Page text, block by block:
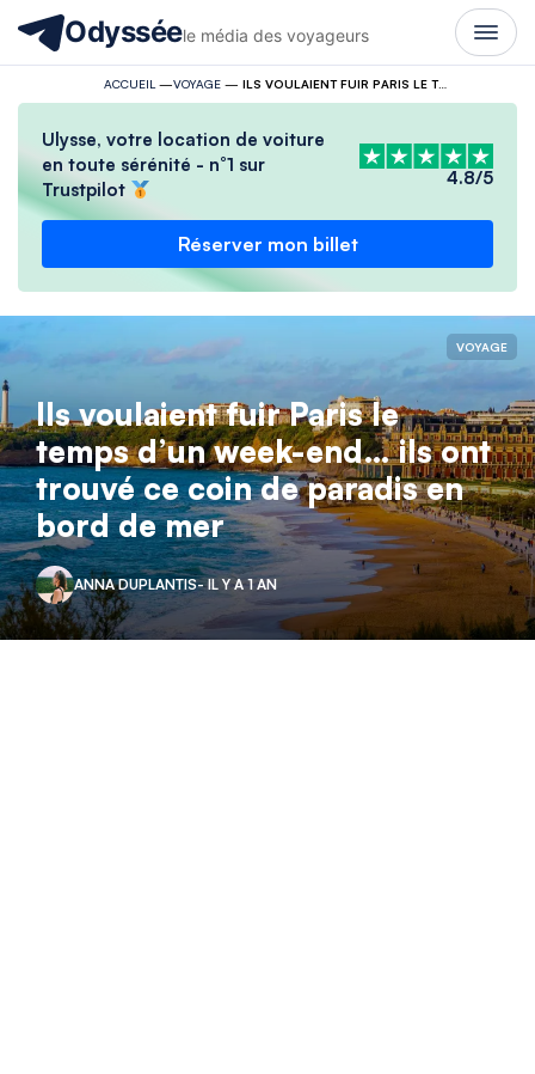
Odysséele média des voyageurs
ACCUEIL —VOYAGE— ILS VOULAIENT FUIR PARIS LE TEMPS D’UN WEEK-END… ILS ONT TROUVÉ CE COIN DE PARADIS EN BORD DE MER
Ulysse, votre location de voiture
en toute sérénité - n°1 sur
Trustpilot
4.8/5
Réserver mon billet
VOYAGE
Ils voulaient fuir Paris le
temps d’un week-end… ils ont
trouvé ce coin de paradis en
bord de mer
ANNA DUPLANTIS- IL Y A 1 AN